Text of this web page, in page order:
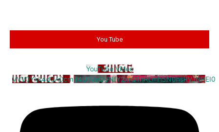
You Tube
YouTube Video
VVV0Ykk4d3A0cm94U1VaQUNfY2xrQ1hRLmh5N0hsRVJNREI0